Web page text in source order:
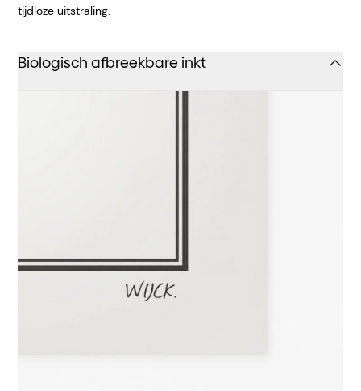
tijdloze uitstraling.
Biologisch afbreekbare inkt